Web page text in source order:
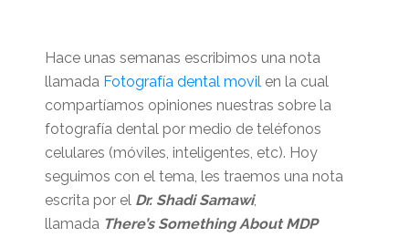
Hace unas semanas escribimos una nota
llamada Fotografía dental movil en la cual
compartíamos opiniones nuestras sobre la
fotografía dental por medio de teléfonos
celulares (móviles, inteligentes, etc). Hoy
seguimos con el tema, les traemos una nota
escrita por el Dr. Shadi Samawi,
llamada There’s Something About MDP